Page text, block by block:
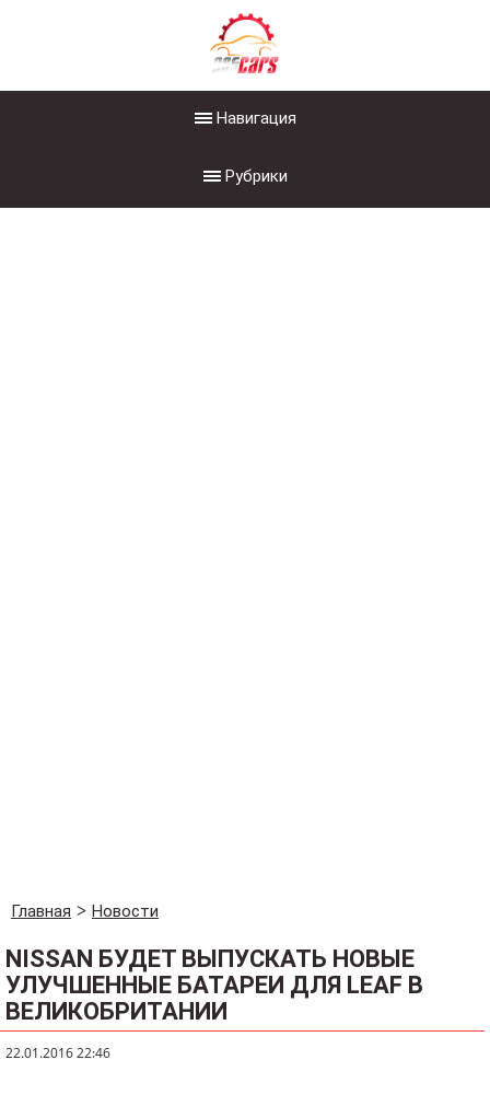
Навигация
Рубрики
Главная Новости
NISSAN БУДЕТ ВЫПУСКАТЬ НОВЫЕ
УЛУЧШЕННЫЕ БАТАРЕИ ДЛЯ LEAF В
ВЕЛИКОБРИТАНИИ
22.01.2016 22:46